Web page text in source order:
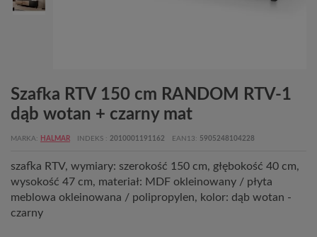
Szafka RTV 150 cm RANDOM RTV-1
dąb wotan + czarny mat
MARKA HALMAR INDEKS 2010001191162 EAN13 5905248104228
szafka RTV, wymiary: szerokość 150 cm, głębokość 40 cm,
wysokość 47 cm, materiał: MDF okleinowany / płyta
meblowa okleinowana / polipropylen, kolor: dąb wotan -
czarny